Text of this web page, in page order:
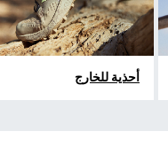
أحذية للخارج